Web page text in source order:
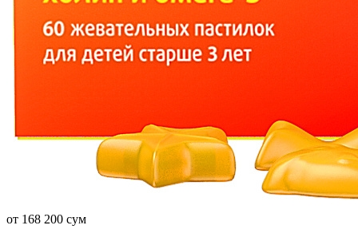
от 168 200 сум